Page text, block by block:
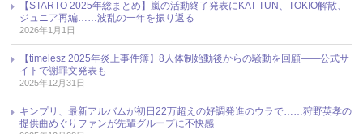
【STARTO 2025年総まとめ】嵐の活動終了発表にKAT-TUN、TOKIO解散、
ジュニア再編……波乱の一年を振り返る
2026年1月1日
【timelesz 2025年炎上事件簿】8人体制始動後からの騒動を回顧――公式サ
イトで謝罪文発表も
2025年12月31日
キンプリ、最新アルバムが初日22万超えの好調発進のウラで……狩野英孝の
提供曲めぐりファンが先輩グループに不快感